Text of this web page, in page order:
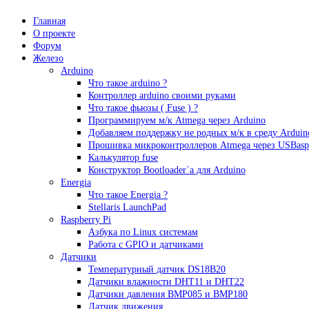
Главная
О проекте
Форум
Железо
Arduino
Что такое аrduino ?
Контроллер arduino своими руками
Что такое фьюзы ( Fuse ) ?
Программируем м/к Atmega через Arduino
Добавляем поддержку не родных м/к в среду
Прошивка микроконтроллеров Atmega через USBasp
Калькулятор fuse
Конструктор Bootloader`а для Arduino
Energia
Что такое Energia ?
Stellaris LaunchPad
Raspberry Pi
Азбука по Linux системам
Работа с GPIO и датчиками
Датчики
Температурный датчик DS18B20
Датчики влажности DHT11 и DHT22
Датчики давления BMP085 и BMP180
Датчик движения